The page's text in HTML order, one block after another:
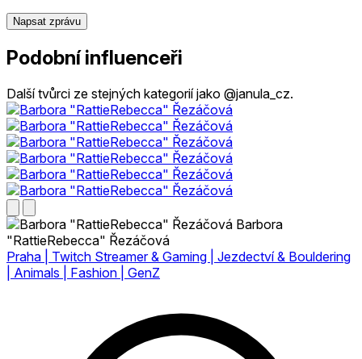
Napsat zprávu
Podobní influenceři
Další tvůrci ze stejných kategorií jako @janula_cz.
Barbora
"RattieRebecca" Řezáčová
Praha | Twitch Streamer & Gaming | Jezdectví & Bouldering
| Animals | Fashion | GenZ